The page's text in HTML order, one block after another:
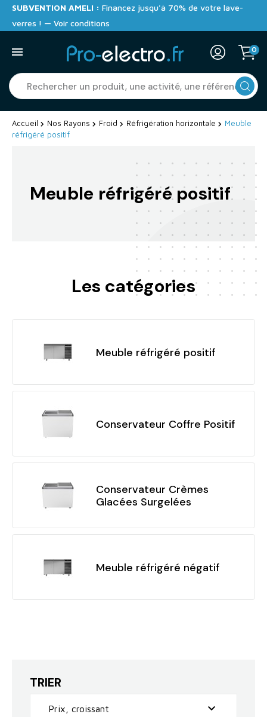
SUBVENTION AMELI : Financez jusqu'à 70% de votre lave-
verres ! — Voir conditions
0
Accueil Nos Rayons Froid Réfrigération horizontale
Meuble
réfrigéré positif
Meuble réfrigéré positif
Les catégories
Meuble réfrigéré positif
Conservateur Coffre Positif
Conservateur Crèmes
Glacées Surgelées
Meuble réfrigéré négatif
TRIER
Prix, croissant 